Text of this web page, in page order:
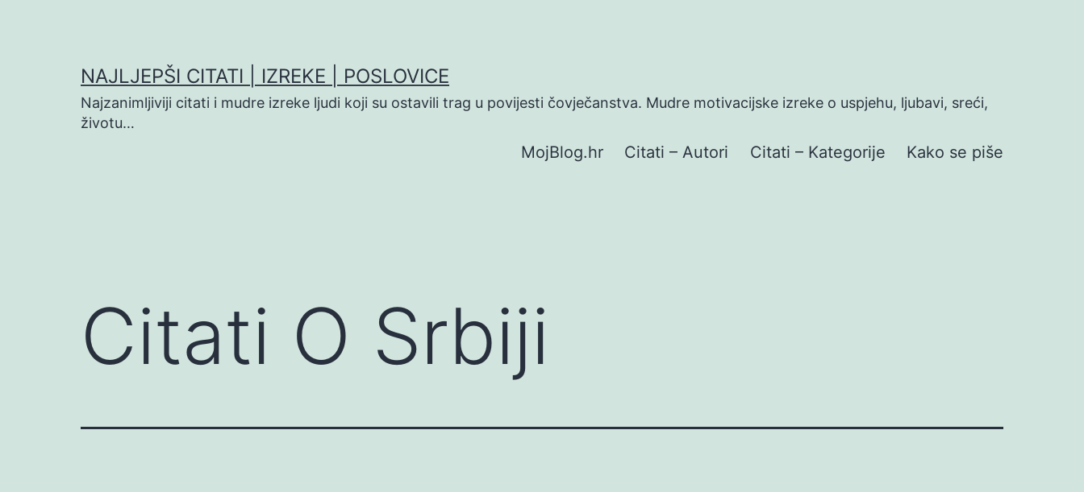
NAJLJEPŠI CITATI | IZREKE | POSLOVICE
Najzanimljiviji citati i mudre izreke ljudi koji su ostavili trag u povijesti čovječanstva. Mudre motivacijske izreke o uspjehu, ljubavi, sreći,
životu…
MojBlog.hr Citati – Autori Citati – Kategorije Kako se piše
Citati O Srbiji